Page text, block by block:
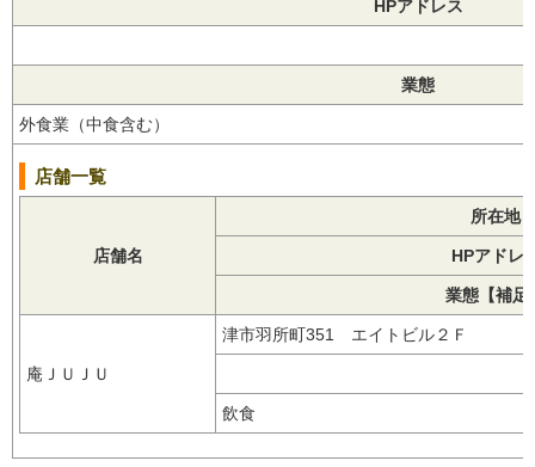
HPアドレス
業態
外食業（中食含む）
店舗一覧
店舗名
所在地
HPアドレ
業態【補足
庵ＪＵＪＵ
津市羽所町351 エイトビル２Ｆ
飲食